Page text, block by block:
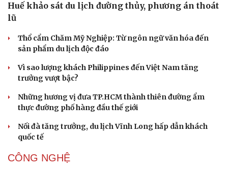
Huế khảo sát du lịch đường thủy, phương án thoát
lũ
Thổ cẩm Chăm Mỹ Nghiệp: Từ ngôn ngữ văn hóa đến
sản phẩm du lịch độc đáo
Vì sao lượng khách Philippines đến Việt Nam tăng
trưởng vượt bậc?
Những hương vị đưa TP.HCM thành thiên đường ẩm
thực đường phố hàng đầu thế giới
Nối đà tăng trưởng, du lịch Vĩnh Long hấp dẫn khách
quốc tế
CÔNG NGHỆ